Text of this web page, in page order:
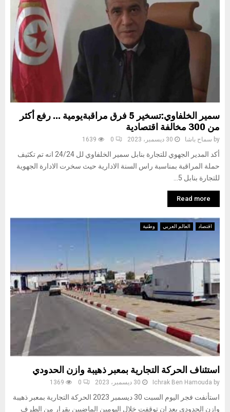
سمير الخلفاوي:تسخير 5 فرق مراقبةيومية … رفع أكثر
من 300 مخالفة اقتصادية
by سماح باشا 30 ديسمبر، 2023 0
1639
أكد المدير الجهوي للتجارة بنابل سمير الخلفاوي لل 24/24 انه تم تكثيف
حملة المراقبة بمناسبة راس السنة الادارية حيث سخرت الادارة الجهوية
للتجارة بنابل 5...
Read more
اقتصاد العالم العربي وطنية
استئناف الحركة التجارية بمعبر ذهيبة وازن الحدودي
by
Ichrak Ben Hamouda 30 ديسمبر، 2023 0
1369
استأنفت فجر اليوم السبت 30 ديسمبر 2023 الحركة التجارية بمعبر ذهيبة
وازن الحدودي بعد ان توقفت خلال اليومين الماضيين بقرار من الطرف